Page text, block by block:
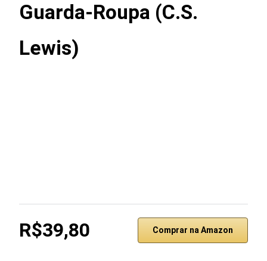
Guarda-Roupa (C.S.
Lewis)
R$39,80 Comprar na Amazon